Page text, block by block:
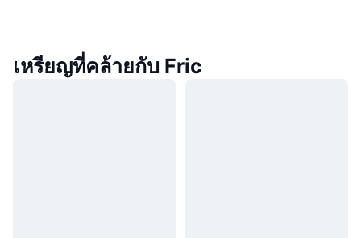
เหรียญที่คล้ายกับ Fric